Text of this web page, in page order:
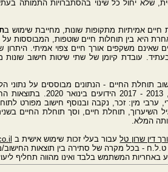
שלא יחול כל שינוי בהסתברויות התמותה
חיים אמיתיות מתקופות שונות, מחייבת שימוש ב
היא בין תוחלות חיים שוטפות, המבוססות על
שאינם משקפים אורך חיים צפוי אמיתי.
עובדת קיומן של שתי שיטות חישוב
תוחלת החיים - הנתונים מבוססים על נתוני
של מדינת ישראל, 2013
ערבי מין: זכר, נקבה ובנוסף חישוב מפורט
השיערוך, תוחלת חיים, וסך תוחלת החיים
המלא.
דין שרון טלעבור בעלי זכות שימוש אישית ב
- בכל מקרה של סתירה בין תוצאות
באחריות המשתמש בלבד ואינו מהווה תחליף